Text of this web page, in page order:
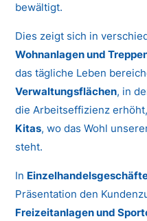
bewältigt.
Dies zeigt sich in
Wohnanlagen und
das tägliche Leben
Verwaltungsflächen, in
die Arbeitseffizienz
Kitas, wo das Wohl
steht.
In
Präsentation den
Freizeitanlagen und